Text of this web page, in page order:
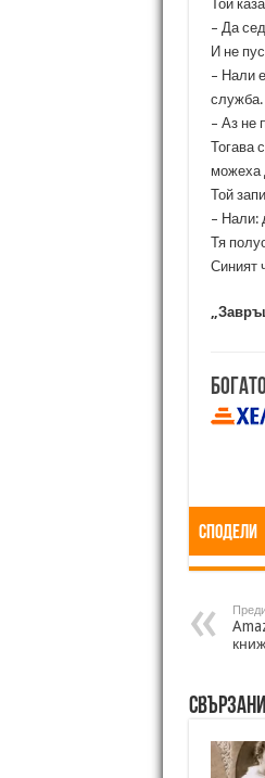
Той
– Да
И не
– Нали
служба.
– Аз не
Тогава
можеха
Той
– Нали:
Тя
Синият
Сподели